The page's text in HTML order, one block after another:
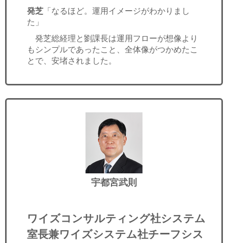
発芝 「なるほど。運用イメージがわかりまし
た」
発芝総経理と劉課長は運用フローが想像より
もシンプルであったこと、全体像がつかめたこ
とで、安堵されました。
宇都宮武則
ワイズコンサルティング社システム
室長兼ワイズシステム社チーフシス